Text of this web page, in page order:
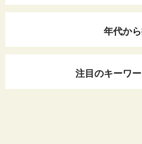
年代か
注目のキーワ